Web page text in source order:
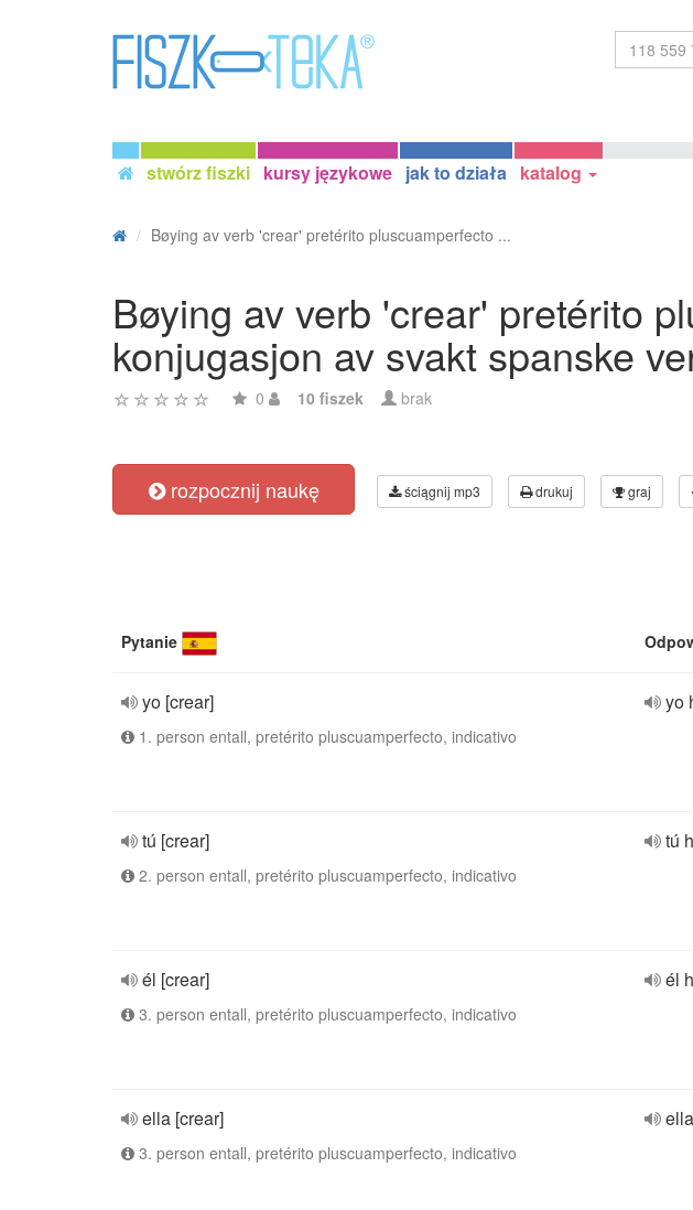
stwórz fiszki kursy językowe jak to działa katalog
Bøying av verb 'crear' pretérito pluscuamperfecto ...
Bøying av verb 'crear' pretérito
konjugasjon av svakt spanske
0 10 fiszek brak
rozpocznij naukę ściągnij mp3 drukuj graj
Pytanie
yo [crear]
1. person entall, pretérito pluscuamperfecto, indicativo
yo
tú [crear]
2. person entall, pretérito pluscuamperfecto, indicativo
tú
él [crear]
3. person entall, pretérito pluscuamperfecto, indicativo
él
ella [crear]
3. person entall, pretérito pluscuamperfecto, indicativo